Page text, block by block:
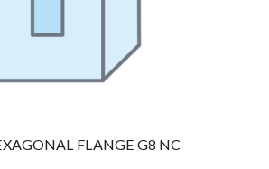
FLANGE G8 NC